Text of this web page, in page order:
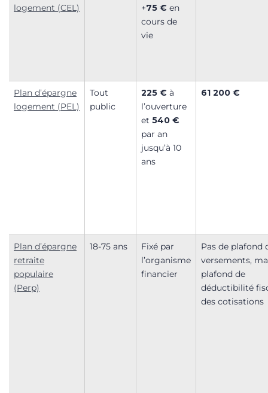
logement (CEL)
+75 € en
cours de
vie
Plan d’épargne
logement (PEL)
Tout
public
225 € à
l’ouverture
et 540 €
par an
jusqu’à 10
ans
61 200 €
Plan d’épargne
retraite
populaire
(Perp)
18-75 ans
Fixé par
l’organisme
financier
Pas de plafond
versements,
plafond de
déductibilité
des cotisations